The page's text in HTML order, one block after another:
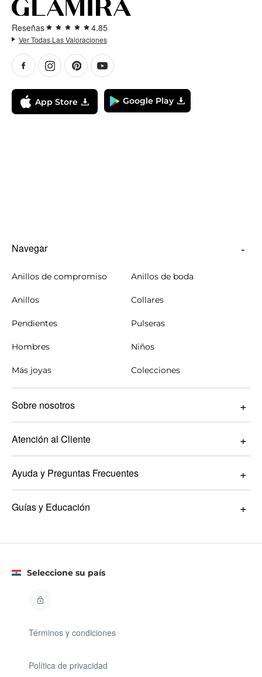
Reseñas 4.85
Ver Todas Las Valoraciones
App Store Google Play
Navegar
Anillos de compromiso Anillos de boda
Anillos Collares
Pendientes Pulseras
Hombres Niños
Más joyas Colecciones
Sobre nosotros
Atención al Cliente
Ayuda y Preguntas Frecuentes
Guías y Educación
Seleccione su país
Términos y condiciones
Política de privacidad